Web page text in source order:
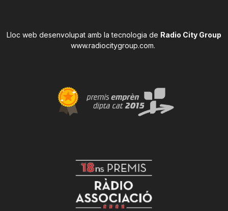
Lloc web desenvolupat amb la tecnologia de Radio City Group
www.radiocitygroup.com.